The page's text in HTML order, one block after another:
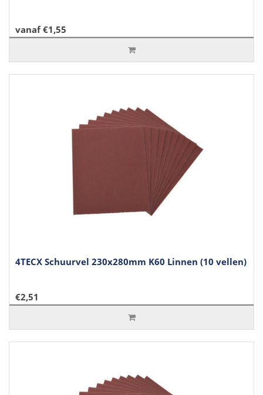
vanaf €1,55
4TECX Schuurvel 230x280mm K60 Linnen (10 vellen)
€2,51